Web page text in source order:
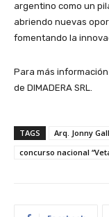
argentino como un
abriendo nuevas
fomentando la
Para más
de DIMADERA SRL.
TAGS Arq. Jonny
concurso nacional